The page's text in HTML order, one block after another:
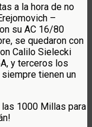
a la hora de no
–
su AC 16/80
se quedaron con
Calilo Sielecki
y terceros los
tienen un
1000 Millas para